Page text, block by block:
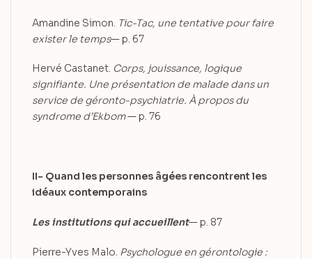
Amandine Simon. Tic-Tac, une tentative pour faire
exister le temps— p. 67
Hervé Castanet. Corps, jouissance, logique
signifiante. Une présentation de malade dans un
service de géronto-psychiatrie. À propos du
syndrome d’Ekbom— p. 76
II- Quand les personnes âgées rencontrent les
idéaux contemporains
Les institutions qui accueillent— p. 87
Pierre-Yves Malo. Psychologue en gérontologie :